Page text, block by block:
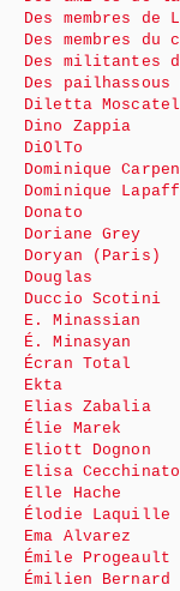
Des membres
Des membres
Des militantes
Des
Diletta
Dino Zappia
DiOlTo
Dominique
Dominique
Donato
Doriane Grey
Doryan (Paris)
Douglas
Duccio Scotini
E. Minassian
É. Minasyan
Écran Total
Ekta
Elias Zabalia
Élie Marek
Eliott Dognon
Elisa Cecchinato
Elle Hache
Élodie Laquille
Ema Alvarez
Émile Progeault
Émilien Bernard